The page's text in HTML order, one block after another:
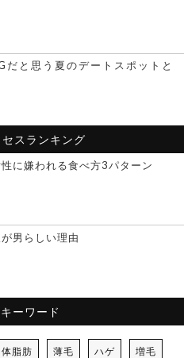
だと思う夏のデートスポットと
セスランキング
に嫌われる食べ方3パターン
男らしい理由
ーワード
体脂肪 薄毛 ハゲ 増毛